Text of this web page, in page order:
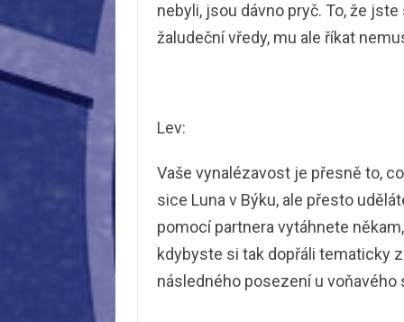
nebyli, jsou dávno pryč. To, že
žaludeční vředy, mu ale říkat
Lev:
Vaše vynalézavost je přesně to,
sice Luna v Býku, ale přesto
pomocí partnera vytáhnete
kdybyste si tak dopřáli tematicky
následného posezení u voňavého